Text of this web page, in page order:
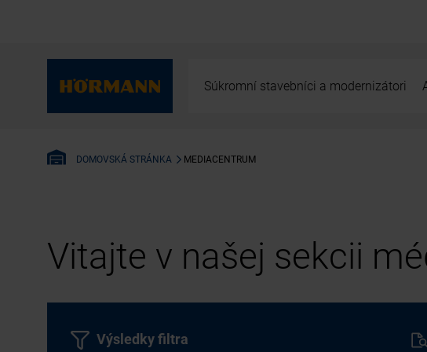
Súkromní stavebníci a modernizátori
DOMOVSKÁ STRÁNKA MEDIACENTRUM
Vitajte v našej sekcii
Výsledky filtra